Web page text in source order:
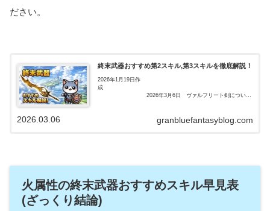
ださい。
終末武器おすすめ第2スキル,第3スキルを徹底解説！
2026年1月19日作
成
2026年3月6日 ヴァルフリート剣について
はじめにブル...
granbluefantasyblog.com
2026.03.06
火属性の終末武器おすすめスキル早見表
(ざっくり結論)